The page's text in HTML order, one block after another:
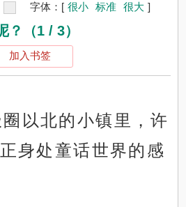
字体： [ 很小 标准 很大 ]
？（1 / 3）
加入书签
以北的小镇里，许
身处童话世界的感